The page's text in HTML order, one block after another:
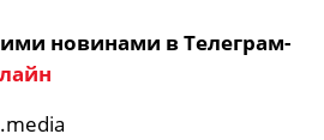
новинами в Телеграм-